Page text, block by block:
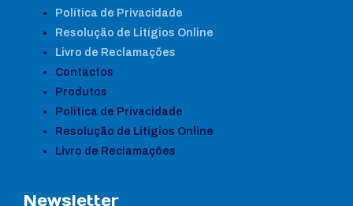
Política de Privacidade
Resolução de Litígios Online
Livro de Reclamações
Contactos
Produtos
Política de Privacidade
Resolução de Litígios Online
Livro de Reclamações
Newsletter